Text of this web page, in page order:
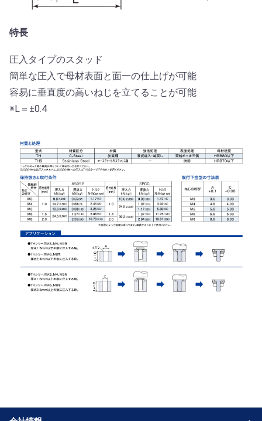
特長
圧入タイプのスタッド
簡単な圧入で母材表面と面一の仕上げが可能
容易に垂直度の高いねじを立てることが可能
※L＝±0.4